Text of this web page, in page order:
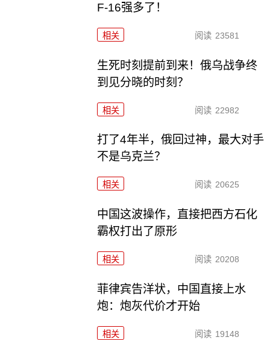
F-16强多了！
相关 阅读 23581
生死时刻提前到来！俄乌战争终
到见分晓的时刻？
相关 阅读 22982
打了4年半，俄回过神，最大对手
不是乌克兰？
相关 阅读 20625
中国这波操作，直接把西方石化
霸权打出了原形
相关 阅读 20208
菲律宾告洋状，中国直接上水
炮：炮灰代价才开始
相关 阅读 19148